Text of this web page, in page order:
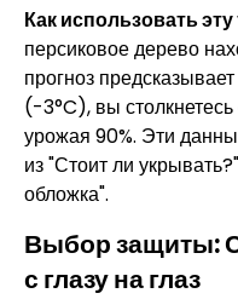
Как использовать
персиковое дерево
прогноз
(-3°C), вы
урожая 90%. Эти
из "Стоит ли
обложка".
Выбор защиты:
с глазу на глаз